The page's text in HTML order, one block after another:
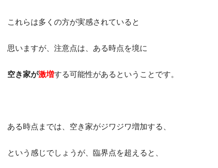
これらは多くの方が実感されていると
思いますが、注意点は、ある時点を境に
空き家が激増する可能性があるということです。
ある時点までは、空き家がジワジワ増加する、
という感じでしょうが、臨界点を超えると、